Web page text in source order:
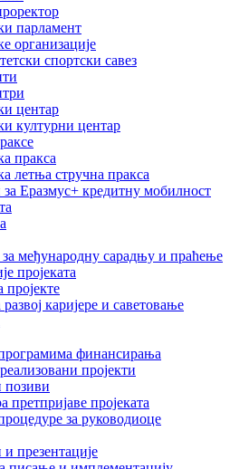
парламент
организације
спортски савез
центар
културни центар
пракса
летња стручна пракса
Еразмус+ кредитну мобилност
међународну сарадњу и праћење
пројеката
каријере и саветовање
финансирања
пројекти
позиви
претпријаве пројеката
за руководиоце
презентације